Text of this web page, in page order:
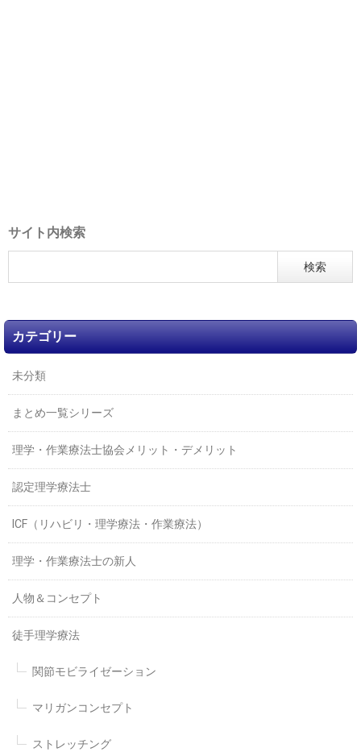
サイト内検索
カテゴリー
未分類
まとめ一覧シリーズ
理学・作業療法士協会メリット・デメリット
認定理学療法士
ICF（リハビリ・理学療法・作業療法）
理学・作業療法士の新人
人物＆コンセプト
徒手理学療法
関節モビライゼーション
マリガンコンセプト
ストレッチング